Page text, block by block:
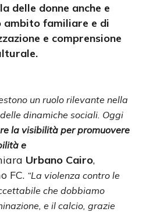
delle donne anche e
familiare e di
e comprensione
un ruolo rilevante nella
dinamiche sociali. Oggi
la visibilità per promuovere
e
Urbano Cairo,
FC. “La violenza contro le
che dobbiamo
e il calcio, grazie